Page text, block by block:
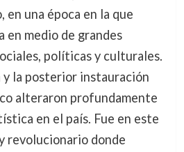
en una época en la que
en medio de grandes
políticas y culturales.
y la posterior instauración
alteraron profundamente
en el país. Fue en este
revolucionario donde